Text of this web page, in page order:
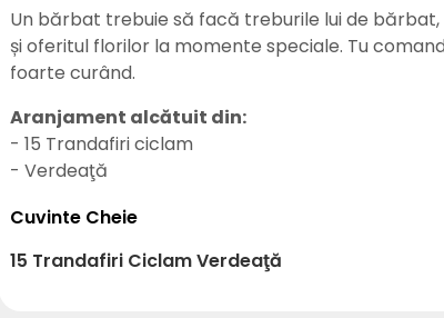
Un bărbat trebuie să facă treburile lui de
și oferitul florilor la momente speciale. Tu
foarte curând.
Aranjament alcătuit din:
- 15 Trandafiri ciclam
- Verdeaţă
Cuvinte Cheie
15 Trandafiri CiclamVerdeaţă